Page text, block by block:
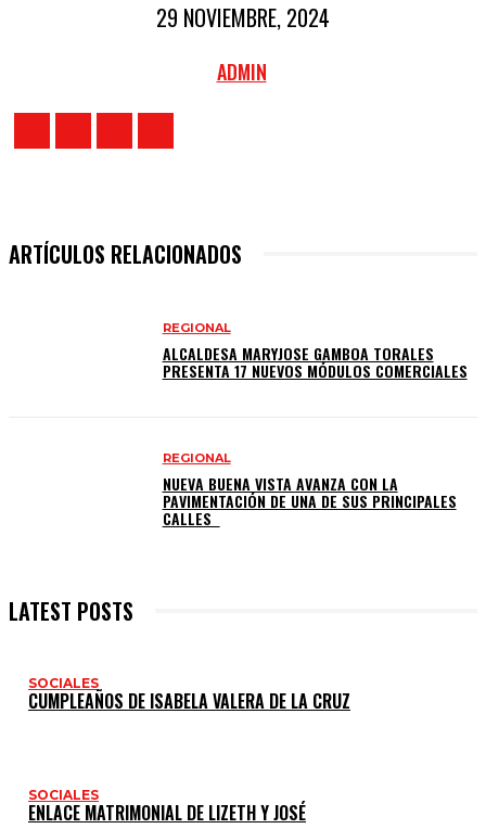
29 NOVIEMBRE, 2024
ADMIN
ARTÍCULOS RELACIONADOS
REGIONAL
ALCALDESA MARYJOSE GAMBOA TORALES
PRESENTA 17 NUEVOS MÓDULOS COMERCIALES
REGIONAL
NUEVA BUENA VISTA AVANZA CON LA
PAVIMENTACIÓN DE UNA DE SUS PRINCIPALES
CALLES
LATEST POSTS
SOCIALES
CUMPLEAÑOS DE ISABELA VALERA DE LA CRUZ
SOCIALES
ENLACE MATRIMONIAL DE LIZETH Y JOSÉ